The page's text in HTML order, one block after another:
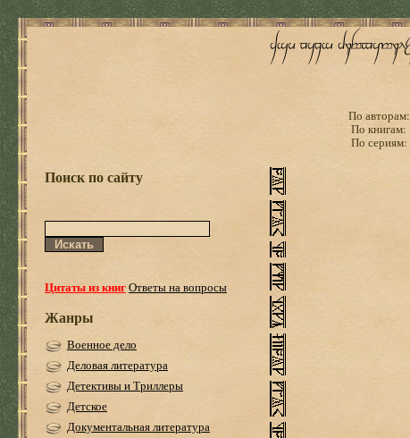
По авторам:
По книгам:
По сериям:
Поиск по сайту
Цитаты из книгОтветы на вопросы
Жанры
Военное дело
Деловая литература
Детективы и Триллеры
Детское
Документальная литература